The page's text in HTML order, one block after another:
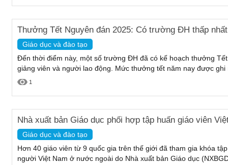
Thưởng Tết Nguyên đán 2025: Có trường ĐH thấp
Giáo dục và đào tạo
Đến thời điểm này, một số trường ĐH đã có kế hoạch thưởng
giảng viên và người lao động. Mức thưởng tết năm nay được
1
Nhà xuất bản Giáo dục phối hợp tập huấn giáo viên
Giáo dục và đào tạo
Hơn 40 giáo viên từ 9 quốc gia trên thế giới đã tham gia khóa
người Việt Nam ở nước ngoài do Nhà xuất bản Giáo dục